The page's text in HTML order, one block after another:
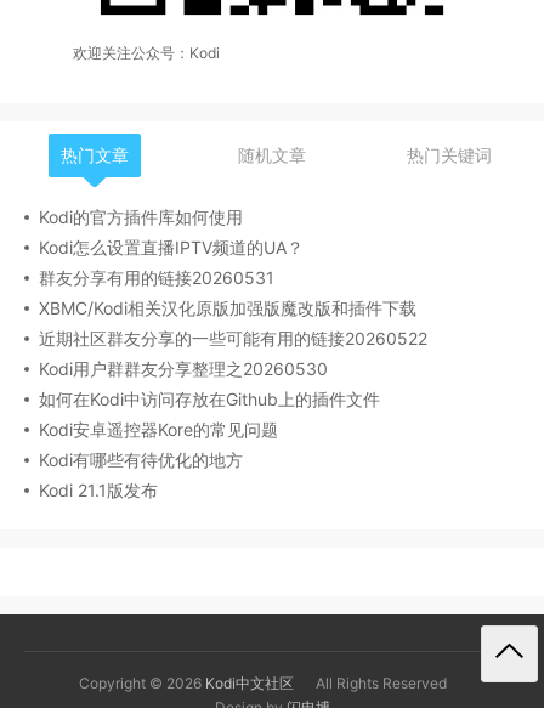
欢迎关注公众号：Kodi
热门文章 随机文章 热门关键词
Kodi的官方插件库如何使用
Kodi怎么设置直播IPTV频道的UA？
群友分享有用的链接20260531
XBMC/Kodi相关汉化原版加强版魔改版和插件下载
近期社区群友分享的一些可能有用的链接20260522
Kodi用户群群友分享整理之20260530
如何在Kodi中访问存放在Github上的插件文件
Kodi安卓遥控器Kore的常见问题
Kodi有哪些有待优化的地方
Kodi 21.1版发布
Copyright © 2026 Kodi中文社区
All Rights Reserved